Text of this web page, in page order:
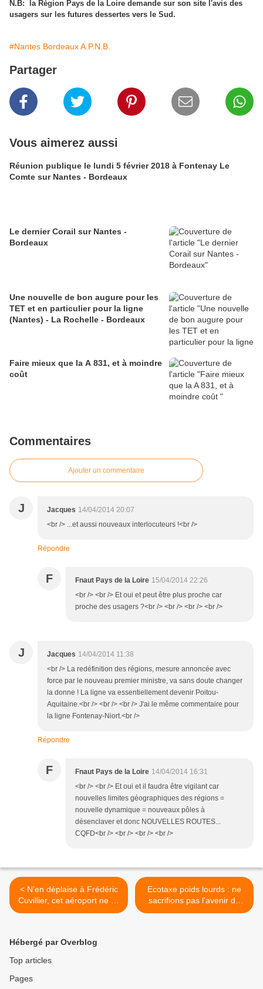
N.B: la Région Pays de la Loire demande sur son site l'avis des
usagers sur les futures dessertes vers le Sud.
#Nantes Bordeaux A.P.N.B.
Partager
Vous aimerez aussi
Réunion publique le lundi 5 février 2018 à Fontenay Le
Comte sur Nantes - Bordeaux
Le dernier Corail sur Nantes -
Bordeaux
Une nouvelle de bon augure pour les
TET et en particulier pour la ligne
(Nantes) - La Rochelle - Bordeaux
Faire mieux que la A 831, et à moindre
coût
Commentaires
Ajouter un commentaire
J Jacques 14/04/2014 20:07
<br /> ...et aussi nouveaux interlocuteurs !<br />
Répondre
F Fnaut Pays de la Loire 15/04/2014 22:26
<br /> <br /> Et oui et peut être plus proche car
proche des usagers ?<br /> <br /> <br /> <br />
J Jacques 14/04/2014 11:38
<br /> La redéfinition des régions, mesure annoncée avec
force par le nouveau premier ministre, va sans doute changer
la donne ! La ligne va essentiellement devenir Poitou-
Aquitaine.<br /> <br /> <br /> J'ai le même commentaire pour
la ligne Fontenay-Niort.<br />
Répondre
F Fnaut Pays de la Loire 14/04/2014 16:31
<br /> <br /> Et oui et il faudra être vigilant car
nouvelles limites géographiques des régions =
nouvelle dynamique = nouveaux pôles à
désenclaver et donc NOUVELLES ROUTES...
CQFD<br /> <br /> <br /> <br />
< N’en déplaise à Frédéric
Cuvillier, cet aéroport ne se
fera pas ...
Ecotaxe poids lourds : ne
sacrifions pas l'avenir de
notre politique de mobilité
Hébergé par Overblog
Top articles
Pages